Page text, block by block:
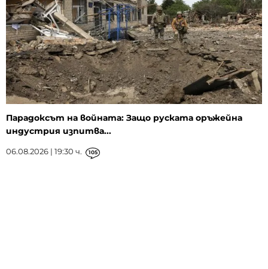
Парадоксът на войната: Защо руската оръжейна
индустрия изпитва...
06.08.2026 | 19:30 ч. 105